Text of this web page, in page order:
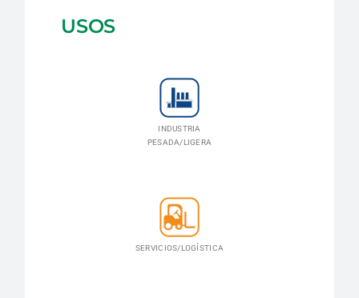
USOS
INDUSTRIA
PESADA/LIGERA
SERVICIOS/LOGÍSTICA